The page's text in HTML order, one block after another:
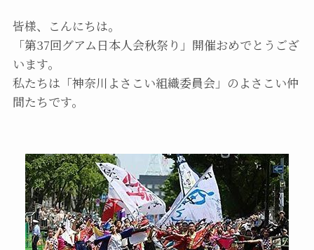
皆様、こんにちは。
「第37回グアム日本人会秋祭り」開催おめでとうござ
います。
私たちは「神奈川よさこい組織委員会」のよさこい仲
間たちです。